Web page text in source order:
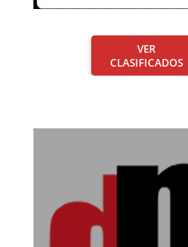
VER
CLASIFICADOS